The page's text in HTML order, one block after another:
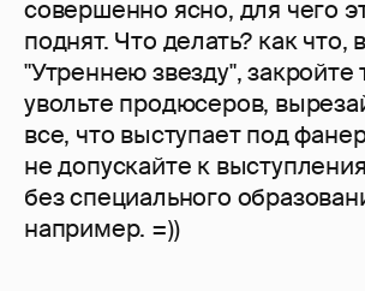
совершенно ясно, для чего
поднят. Что делать? как что,
"Утреннею звезду", закройте
увольте продюсеров,
все, что выступает под
не допускайте к
без специального
например. =))